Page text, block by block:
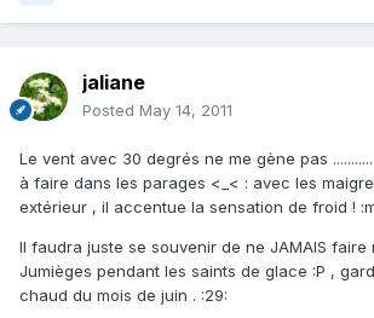
jaliane
Posted May 14, 2011
Le vent avec 30 degrés ne me gène pas
à faire dans les parages <_< : avec les
extérieur , il accentue la sensation de froid !
Il faudra juste se souvenir de ne JAMAIS faire
Jumièges pendant les saints de glace :P ,
chaud du mois de juin . :29: